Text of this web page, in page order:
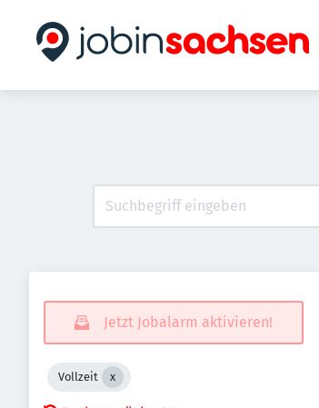
Jetzt Jobalarm aktivieren!
Vollzeit